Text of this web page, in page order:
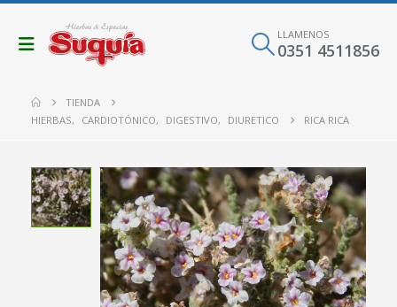
LLAMENOS
0351 4511856
TIENDA
HIERBAS, CARDIOTÓNICO, DIGESTIVO, DIURETICO RICA RICA